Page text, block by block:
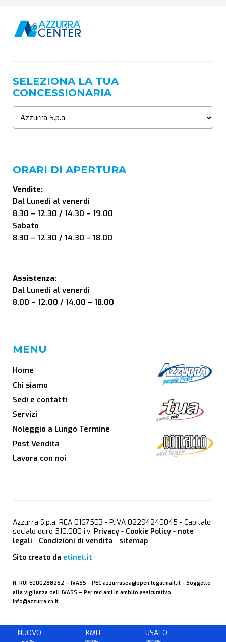
NUOVO KM0 USATO
SELEZIONA LA TUA
CONCESSIONARIA
ORARI DI APERTURA
Vendite:
Dal Lunedì al venerdì
8.30 – 12.30 / 14.30 – 19.00
Sabato
8.30 – 12.30 / 14.30 – 18.00
Assistenza:
Dal Lunedì al venerdì
8.00 – 12.00 / 14.00 – 18.00
MENU
Home
Chi siamo
Sedi e contatti
Servizi
Noleggio a Lungo Termine
Post Vendita
Lavora con noi
Azzurra S.p.a. REA 0167503 - P.IVA 02294240045 - Capitale
sociale euro 510.000 i.v. Privacy - Cookie Policy - note
legali - Condizioni di vendita - sitemap
Sito creato da etinet.it
N. RUI E000288262 – IVASS - PEC azzurraspa@open.legalmail.it - Soggetto
alla vigilanza dell’IVASS – Per reclami in ambito assicurativo
info@azzurra.cn.it